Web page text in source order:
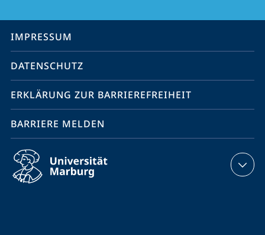
Service-
Navigation
IMPRESSUM
DATENSCHUTZ
ERKLÄRUNG ZUR BARRIEREFREIHEIT
BARRIERE MELDEN